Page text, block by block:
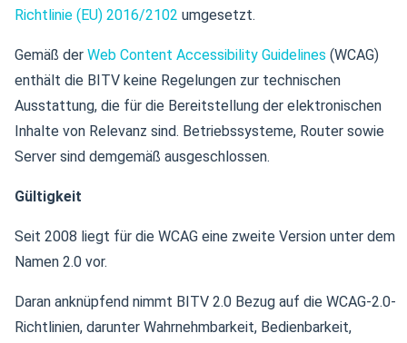
Richtlinie (EU) 2016/2102 umgesetzt.
Gemäß der Web Content Accessibility Guidelines (WCAG)
enthält die BITV keine Regelungen zur technischen
Ausstattung, die für die Bereitstellung der elektronischen
Inhalte von Relevanz sind. Betriebssysteme, Router sowie
Server sind demgemäß ausgeschlossen.
Gültigkeit
Seit 2008 liegt für die WCAG eine zweite Version unter dem
Namen 2.0 vor.
Daran anknüpfend nimmt BITV 2.0 Bezug auf die WCAG-2.0-
Richtlinien, darunter Wahrnehmbarkeit, Bedienbarkeit,